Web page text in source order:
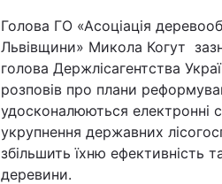
Голова ГО «Асоціація
Львівщини» Микола Когут
голова Держлісагентства
розповів про плани
удосконалюються електронні
укрупнення державних
збільшить їхню ефективність
деревини.